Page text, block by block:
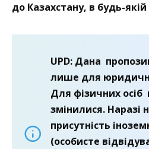
до Казахстану, в будь-якій
UPD: Дана
лише для
Для фізичних осіб
змінилися. Наразі
присутність
(особисте